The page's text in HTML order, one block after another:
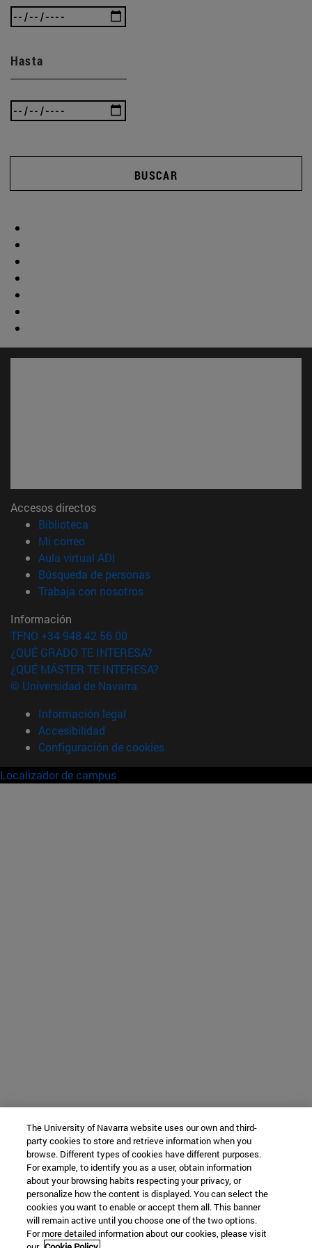
Hasta
BUSCAR
Accesos directos
Biblioteca
Mi correo(abre en nueva ventana)
Aula virtual ADI
Búsqueda de personas(abre en nueva ventana)
Trabaja con nosotros(abre en nueva ventana)
Información
TFNO +34 948 42 56 00
¿QUÉ GRADO TE INTERESA?
¿QUÉ MÁSTER TE INTERESA?
© Universidad de Navarra
Información legal
Accesibilidad
Configuración de cookies
Localizador de campus
The University of Navarra website uses our own and third-
party cookies to store and retrieve information when you
browse. Different types of cookies have different purposes.
For example, to identify you as a user, obtain information
about your browsing habits respecting your privacy, or
personalize how the content is displayed. You can select the
cookies you want to enable or accept them all. This banner
will remain active until you choose one of the two options.
For more detailed information about our cookies, please visit